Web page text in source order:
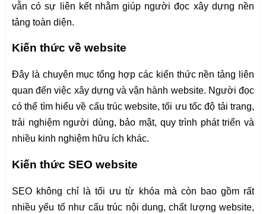
vẫn có sự liên kết nhằm giúp người đọc xây dựng nền
tảng toàn diện.
Kiến thức về website
Đây là chuyên mục tổng hợp các kiến thức nền tảng liên
quan đến việc xây dựng và vận hành website. Người đọc
có thể tìm hiểu về cấu trúc website, tối ưu tốc độ tải trang,
trải nghiệm người dùng, bảo mật, quy trình phát triển và
nhiều kinh nghiệm hữu ích khác.
Kiến thức SEO website
SEO không chỉ là tối ưu từ khóa mà còn bao gồm rất
nhiều yếu tố như cấu trúc nội dung, chất lượng website,